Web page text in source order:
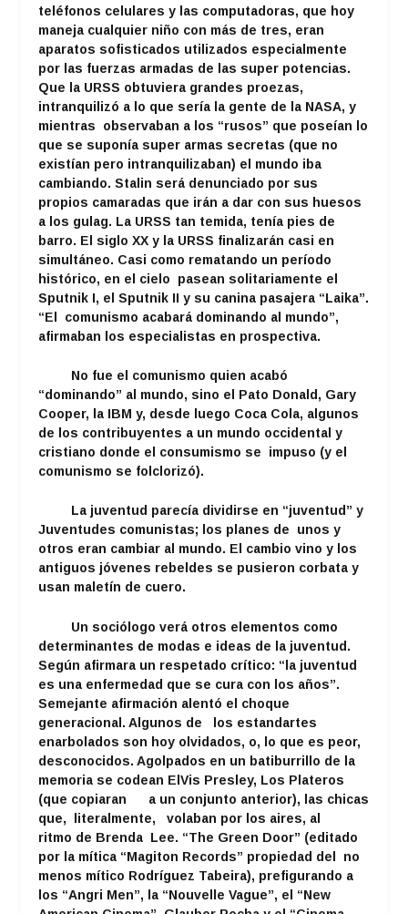
teléfonos celulares y las computadoras, que hoy
maneja cualquier niño con más de tres, eran
aparatos sofisticados utilizados especialmente
por las fuerzas armadas de las super potencias.
Que la URSS obtuviera grandes proezas,
intranquilizó a lo que sería la gente de la NASA, y
mientras observaban a los “rusos” que poseían lo
que se suponía super armas secretas (que no
existían pero intranquilizaban) el mundo iba
cambiando. Stalin será denunciado por sus
propios camaradas que irán a dar con sus huesos
a los gulag. La URSS tan temida, tenía pies de
barro. El siglo XX y la URSS finalizarán casi en
simultáneo. Casi como rematando un período
histórico, en el cielo pasean solitariamente el
Sputnik I, el Sputnik II y su canina pasajera “Laika”.
“El comunismo acabará dominando al mundo”,
afirmaban los especialistas en prospectiva.
No fue el comunismo quien acabó
“dominando” al mundo, sino el Pato Donald, Gary
Cooper, la IBM y, desde luego Coca Cola, algunos
de los contribuyentes a un mundo occidental y
cristiano donde el consumismo se impuso (y el
comunismo se folclorizó).
La juventud parecía dividirse en “juventud” y
Juventudes comunistas; los planes de unos y
otros eran cambiar al mundo. El cambio vino y los
antiguos jóvenes rebeldes se pusieron corbata y
usan maletín de cuero.
Un sociólogo verá otros elementos como
determinantes de modas e ideas de la juventud.
Según afirmara un respetado crítico: “la juventud
es una enfermedad que se cura con los años”.
Semejante afirmación alentó el choque
generacional. Algunos de los estandartes
enarbolados son hoy olvidados, o, lo que es peor,
desconocidos. Agolpados en un batiburrillo de la
memoria se codean ElVis Presley, Los Plateros
(que copiaran a un conjunto anterior), las chicas
que, literalmente, volaban por los aires, al
ritmo de Brenda Lee. “The Green Door” (editado
por la mítica “Magiton Records” propiedad del no
menos mítico Rodríguez Tabeira), prefigurando a
los “Angri Men”, la “Nouvelle Vague”, el “New